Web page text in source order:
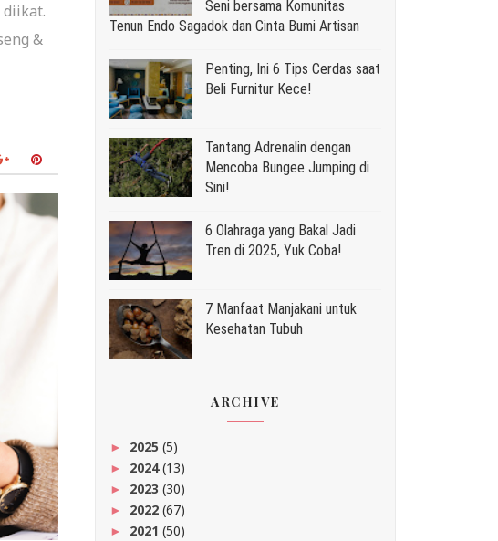
&
Seni bersama Komunitas
Tenun Endo Sagadok dan Cinta Bumi Artisan
Penting, Ini 6 Tips Cerdas saat
Beli Furnitur Kece!
Tantang Adrenalin dengan
Mencoba Bungee Jumping di
Sini!
6 Olahraga yang Bakal Jadi
Tren di 2025, Yuk Coba!
7 Manfaat Manjakani untuk
Kesehatan Tubuh
ARCHIVE
► 2025 (5)
► 2024(13)
► 2023 (30)
► 2022 (67)
► 2021 (50)